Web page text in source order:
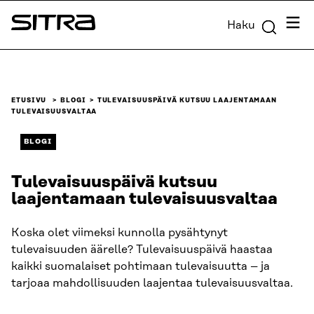
Siirry
suoraan
Sitra Haku
ETUSIVU BLOGI
TULEVAISUUSPÄIVÄ KUTSUU LAAJENTAMAAN
TULEVAISUUSVALTAA
BLOGI
Tulevaisuuspäivä kutsuu
laajentamaan tulevaisuusvaltaa
Koska olet viimeksi kunnolla pysähtynyt
tulevaisuuden äärelle? Tulevaisuuspäivä haastaa
kaikki suomalaiset pohtimaan tulevaisuutta – ja
tarjoaa mahdollisuuden laajentaa tulevaisuusvaltaa.